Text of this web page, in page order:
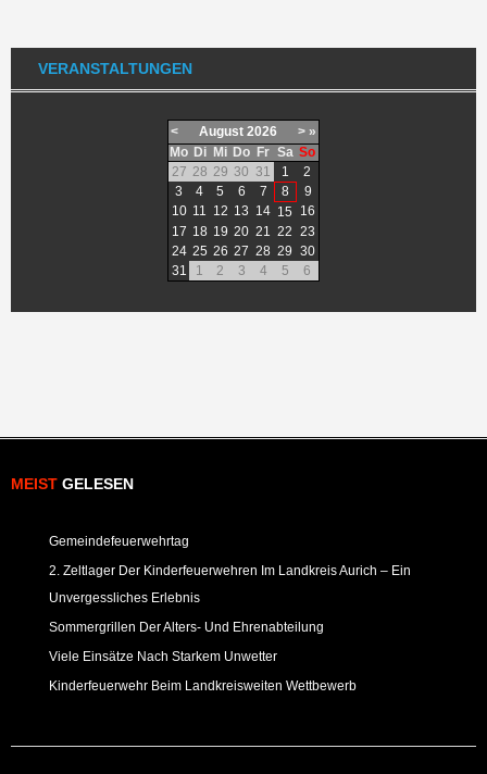
VERANSTALTUNGEN
< August 2026 > »
Mo Di Mi Do Fr Sa So
27 28 29 30 31 1
2
3
4 5 6 7 8
9
10 11 12 13 14 15
16
17 18 19 20 21 22 23
24 25 26 27 28 29 30
31
1 2 3 4 5 6
MEIST GELESEN
Gemeindefeuerwehrtag
2. Zeltlager Der Kinderfeuerwehren Im Landkreis Aurich – Ein
Unvergessliches Erlebnis
Sommergrillen Der Alters- Und Ehrenabteilung
Viele Einsätze Nach Starkem Unwetter
Kinderfeuerwehr Beim Landkreisweiten Wettbewerb